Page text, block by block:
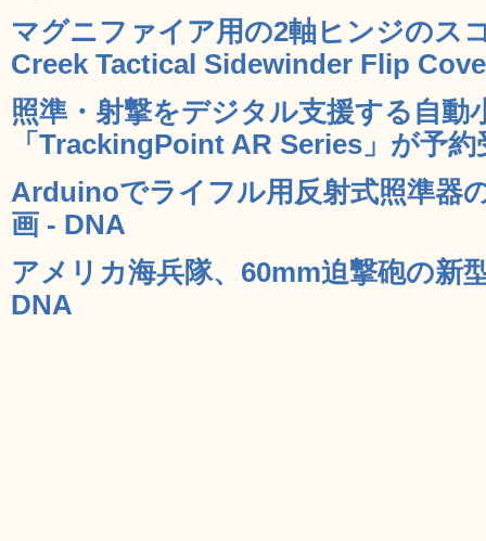
マグニファイア用の2軸ヒンジのス
Creek Tactical Sidewinder Flip
照準・射撃をデジタル支援する自動
「TrackingPoint AR Series」が予
Arduinoでライフル用反射式照準器
画 - DNA
アメリカ海兵隊、60mm迫撃砲の新
DNA